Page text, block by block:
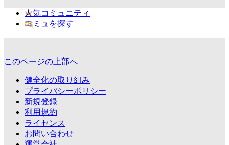
人気コミュニティ
コミュを探す
このページの上部へ
健全化の取り組み
プライバシーポリシー
新規登録
利用規約
ライセンス
お問い合わせ